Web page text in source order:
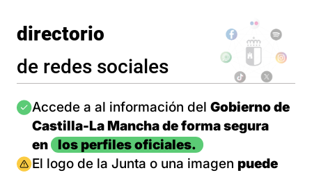
directorio
de redes sociales
Imagen
Accede a al información del Gobierno de
Castilla-La Mancha de forma segura
en
los perfiles oficiales.
Imagen
El logo de la Junta o una imagen puede